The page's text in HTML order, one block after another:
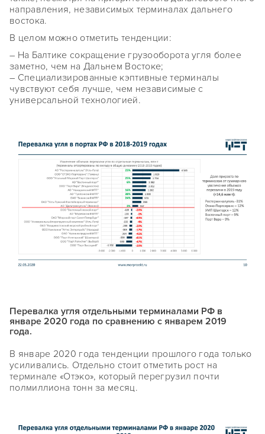
направления, независимых терминалах дальнего
востока.
В целом можно отметить тенденции:
– На Балтике сокращение грузооборота угля более
заметно, чем на Дальнем Востоке;
– Специализированные кэптивные терминалы
чувствуют себя лучше, чем независимые с
универсальной технологией.
Перевалка угля отдельными терминалами РФ в
январе 2020 года по сравнению с январем 2019
года.
В январе 2020 года тенденции прошлого года только
усиливались. Отдельно стоит отметить рост на
терминале «Отэко», который перегрузил почти
полмиллиона тонн за месяц.